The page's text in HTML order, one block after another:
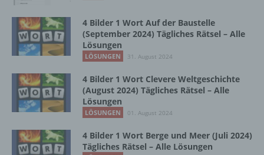
4 Bilder 1 Wort Auf der Baustelle
(September 2024) Tägliches Rätsel – Alle
Lösungen
LÖSUNGEN 31. August 2024
4 Bilder 1 Wort Clevere Weltgeschichte
(August 2024) Tägliches Rätsel – Alle
Lösungen
LÖSUNGEN 01. August 2024
4 Bilder 1 Wort Berge und Meer (Juli 2024)
Tägliches Rätsel – Alle Lösungen
abspeichert. Cookies sind Textdateien, welche
über einen Internetbrowser auf einem
Computersystem abgelegt und gespeichert
werden. Sie können die Verwendung von Cookies,
LocalStorage und SessionStorage durch
entsprechende Einstellung in Ihrem Browser
verhindern.
Zahlreiche Internetseiten und Server verwenden
Cookies. Viele Cookies enthalten eine sogenannte
Kennung des Cookies. Sie besteht aus einer
Zeichenfolge, durch welche Internetseiten und